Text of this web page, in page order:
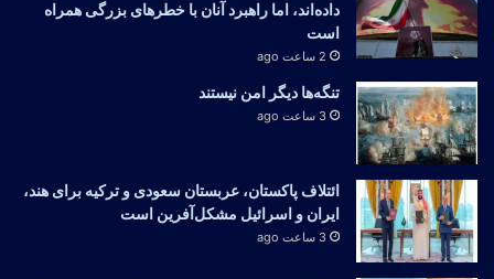
داده‌اند، اما راهبرد آنان با خطرهای بزرگی همراه
است
2 ساعت ago
تنگه‌ها دیگر امن نیستند
3 ساعت ago
ائتلاف پاکستان، عربستان سعودی و ترکیه برای هند،
ایران و اسرائیل مشکل‌آفرین است
3 ساعت ago